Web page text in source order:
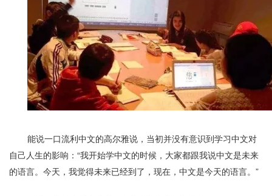
能说一口流利中文的高尔雅说，当初并没有意识到学习中文对
自己人生的影响：“我开始学中文的时候，大家都跟我说中文是未来
的语言。今天，我觉得未来已经到了，现在，中文是今天的语言。”